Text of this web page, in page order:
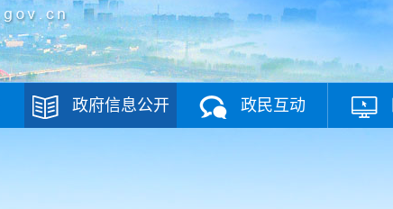
政府信息公开 政民互动